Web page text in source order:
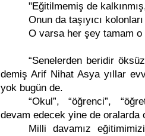
"Eğitilmemiş de
Onun da taşıyıcı
O varsa her şey tamam
“Senelerden beridir
demiş Arif Nihat Asya yıllar
yok bugün de.
“Okul”, “öğrenci”,
devam edecek yine de oralarda
Milli davamız